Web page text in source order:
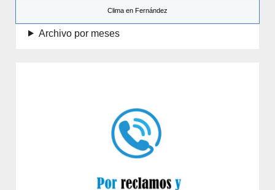
Clima en Fernández
Archivo por meses